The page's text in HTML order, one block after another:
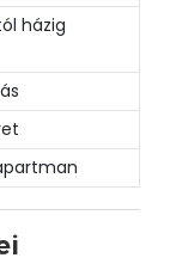
házig